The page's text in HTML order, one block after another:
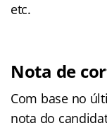
etc.
Nota de
Com base no
nota do